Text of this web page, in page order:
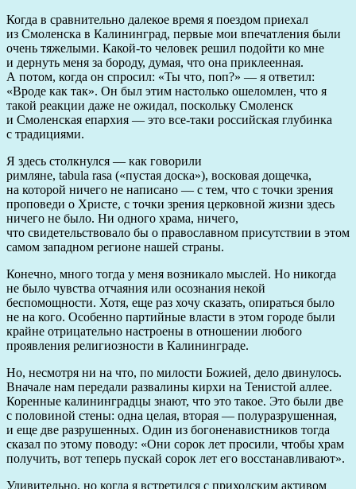
Когда в сравнительно далекое время я поездом приехал
из Смоленска в Калининград, первые мои впечатления были
очень тяжелыми. Какой-то человек решил подойти ко мне
и дернуть меня за бороду, думая, что она приклеенная.
А потом, когда он спросил: «Ты что, поп?» — я ответил:
«Вроде как так». Он был этим настолько ошеломлен, что я
такой реакции даже не ожидал, поскольку Смоленск
и Смоленская епархия — это все-таки российская глубинка
с традициями.
Я здесь столкнулся — как говорили
римляне, tabula rasa («пустая доска»), восковая дощечка,
на которой ничего не написано — с тем, что с точки зрения
проповеди о Христе, с точки зрения церковной жизни здесь
ничего не было. Ни одного храма, ничего,
что свидетельствовало бы о православном присутствии в этом
самом западном регионе нашей страны.
Конечно, много тогда у меня возникало мыслей. Но никогда
не было чувства отчаяния или осознания некой
беспомощности. Хотя, еще раз хочу сказать, опираться было
не на кого. Особенно партийные власти в этом городе были
крайне отрицательно настроены в отношении любого
проявления религиозности в Калининграде.
Но, несмотря ни на что, по милости Божией, дело двинулось.
Вначале нам передали развалины кирхи на Тенистой аллее.
Коренные калининградцы знают, что это такое. Это были две
с половиной стены: одна целая, вторая — полуразрушенная,
и еще две разрушенных. Один из богоненавистников тогда
сказал по этому поводу: «Они сорок лет просили, чтобы храм
получить, вот теперь пускай сорок лет его восстанавливают».
Удивительно, но когда я встретился с приходским активом